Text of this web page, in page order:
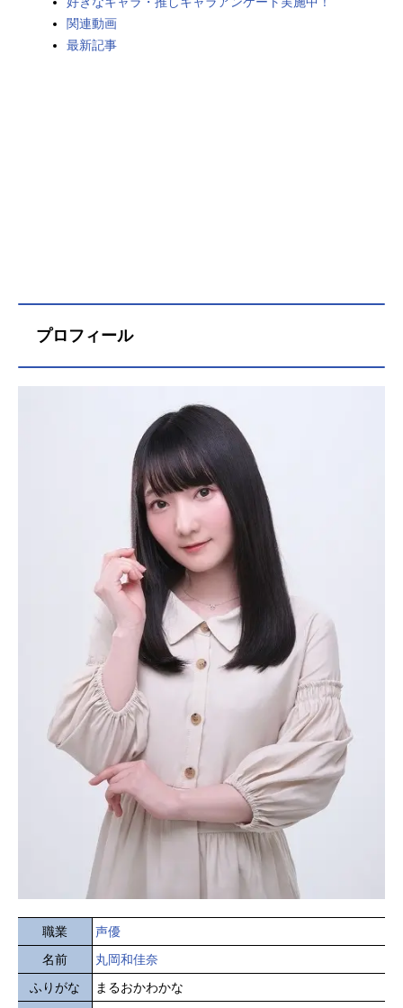
関連動画
最新記事
プロフィール
職業
声優
名前
丸岡和佳奈
ふりがな
まるおかわかな